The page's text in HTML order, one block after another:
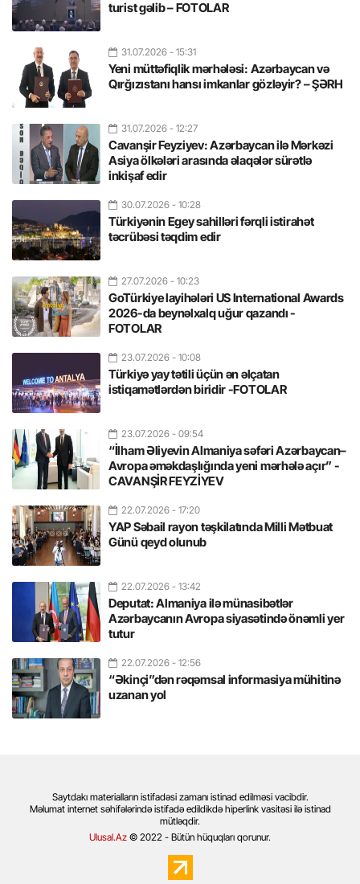
turist gəlib – FOTOLAR
31.07.2026 - 15:31
Yeni müttəfiqlik mərhələsi: Azərbaycan və
Qırğızıstanı hansı imkanlar gözləyir? – ŞƏRH
31.07.2026 - 12:27
Cavanşir Feyziyev: Azərbaycan ilə Mərkəzi
Asiya ölkələri arasında əlaqələr sürətlə
inkişaf edir
30.07.2026 - 10:28
Türkiyənin Egey sahilləri fərqli istirahət
təcrübəsi təqdim edir
27.07.2026 - 10:23
GoTürkiye layihələri US International Awards
2026-da beynəlxalq uğur qazandı -
FOTOLAR
23.07.2026 - 10:08
Türkiyə yay tətili üçün ən əlçatan
istiqamətlərdən biridir -FOTOLAR
23.07.2026 - 09:54
“İlham Əliyevin Almaniya səfəri Azərbaycan–
Avropa əməkdaşlığında yeni mərhələ açır” -
CAVANŞİR FEYZİYEV
22.07.2026 - 17:20
YAP Səbail rayon təşkilatında Milli Mətbuat
Günü qeyd olunub
22.07.2026 - 13:42
Deputat: Almaniya ilə münasibətlər
Azərbaycanın Avropa siyasətində önəmli yer
tutur
22.07.2026 - 12:56
“Əkinçi”dən rəqəmsal informasiya mühitinə
uzanan yol
Saytdakı materialların istifadəsi zamanı istinad edilməsi vacibdir.
Məlumat internet səhifələrində istifadə edildikdə hiperlink vasitəsi ilə istinad
mütləqdir.
Ulusal.Az © 2022 - Bütün hüquqları qorunur.